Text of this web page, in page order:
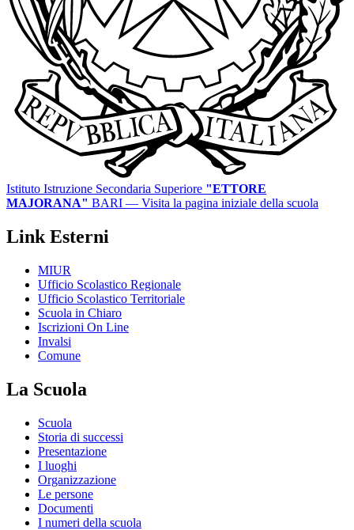
Istituto Istruzione Secondaria Superiore "ETTORE
MAJORANA" BARI — Visita la pagina iniziale della scuola
Link Esterni
MIUR
Ufficio Scolastico Regionale
Ufficio Scolastico Territoriale
Scuola in Chiaro
Iscrizioni On Line
Invalsi
Comune
La Scuola
Scuola
Storia di successi
Presentazione
I luoghi
Organizzazione
Le persone
Documenti
I numeri della scuola